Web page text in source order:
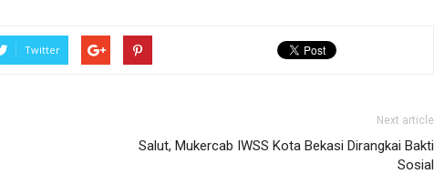
Twitter
Next article
Salut, Mukercab IWSS Kota Bekasi Dirangkai Bakti
Sosial